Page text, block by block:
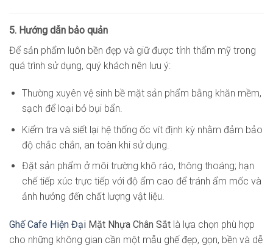
5. Hướng dẫn bảo quản
Để sản phẩm luôn bền đẹp và giữ được tính thẩm mỹ trong
quá trình sử dụng, quý khách nên lưu ý:
Thường xuyên vệ sinh bề mặt sản phẩm bằng khăn mềm,
sạch để loại bỏ bụi bẩn.
Kiểm tra và siết lại hệ thống ốc vít định kỳ nhằm đảm bảo
độ chắc chắn, an toàn khi sử dụng.
Đặt sản phẩm ở môi trường khô ráo, thông thoáng; hạn
chế tiếp xúc trực tiếp với độ ẩm cao để tránh ẩm mốc và
ảnh hưởng đến chất lượng vật liệu.
Ghế Cafe Hiện Đại Mặt Nhựa Chân Sắt là lựa chọn phù hợp
cho những không gian cần một mẫu ghế đẹp, gọn, bền và dễ